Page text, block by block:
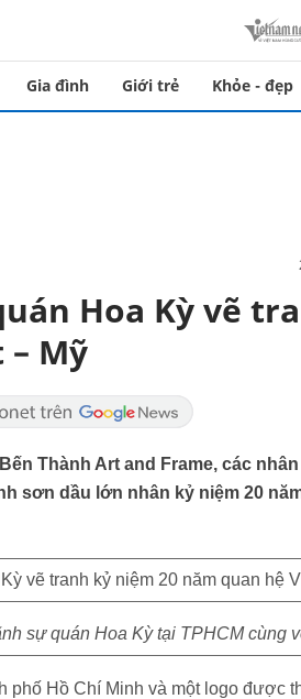
Gia đình Giới trẻ Khỏe - đẹp
Hoa Kỳ vẽ
Mỹ
Thành Art and Frame, các
sơn dầu lớn nhân kỷ niệm 20
sự quán Hoa Kỳ tại TPHCM cùng
phố Hồ Chí Minh và một logo được